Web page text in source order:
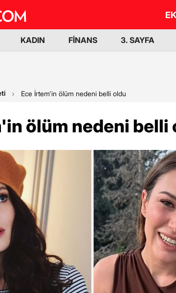
KADIN FİNANS 3. SAYFA
Ece İrtem'in ölüm nedeni belli oldu
ölüm nedeni belli